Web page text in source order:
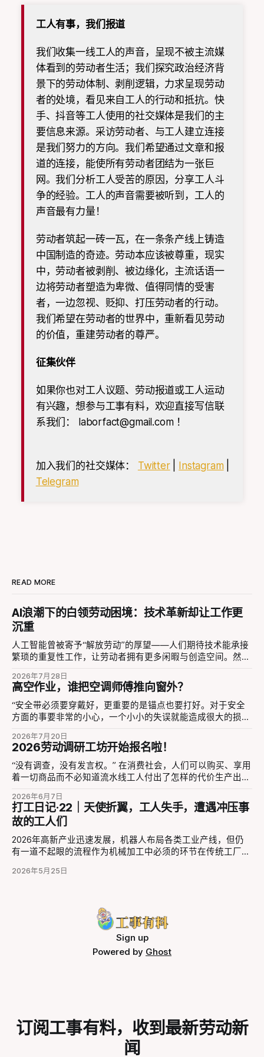
工人有事，我们报道
我们收集一线工人的声音，呈现不被主流媒
体看到的劳动者生活；我们探究政治经济背
景下的劳动体制、剥削逻辑，力求呈现劳动
者的处境，看见来自工人的行动和抵抗。快
手、抖音等工人使用的社交媒体是我们的主
要信息来源。采访劳动者、与工人建立连接
是我们努力的方向。我们希望通过文章和报
道的连接，能使所有劳动者团结为一张巨
网。我们分析工人受苦的原因，分享工人斗
争的经验。工人的声音需要被听到，工人的
声音最有力量！
劳动者筑起一砖一瓦，在一条条产线上铸造
中国制造的奇迹。劳动本应该被尊重，现实
中，劳动者被剥削、被边缘化，主流话语一
边将劳动者塑造为卑微、值得同情的受害
者，一边忽视、贬抑、打压劳动者的行动。
我们希望在劳动者的世界中，重新看见劳动
的价值，重建劳动者的尊严。
征集伙伴
如果你也对工人议题、劳动报道或工人运动
有兴趣，想参与工事有料，欢迎直接写信联
系我们：
laborfact@gmail.com！
加入我们的社交媒体： Twitter| Instagram|
Telegram
READ MORE
AI浪潮下的白领劳动困境：技术革新却让工作更
沉重
人工智能曾被寄予“解放劳动”的厚望——人们期待技术能承接
繁琐的重复性工作，让劳动者拥有更多闲暇与创造空间。然而
57期总结道“AI技术的发展给部分劳动者带来了工作效率的提
升，但同时也增加了他们的工作量，甚至导致一些岗位被取
代。”2026年5月10日，英伟达CEO黄仁勋在美国一所高校中
说到“AI很可能不会取代你，但比你更会使用AI的人，可能会取
替蓝领工人，或者是纺织工砸毁织布机，把劳动者和他们的技
能放在一个无助的被动位置上。而这种叙事和情绪进入劳动场
所，在AI模型可以成功代替劳动之前，它本身已经成为管理者
压迫劳动者的工具。同时，这样的叙事也忽略了AI模型的应用
应、判断，并非“代替”一个词可以笼统地替代。日新月异的技
术革新并未自动转化为劳动者的福祉，反而在管理权力扩张、
劳动规训强化与技能价值稀释三个维度上，重塑了白领群体的
工作生态。 一、管理边界的扩张：AI成为权力延伸的工具 在
劳动者反映的工作环境中，不少见到管理
2026年7月28日
高空作业，谁把空调师傅推向窗外？
“安全带必须要穿戴好，更重要的是锚点也要打好。对于安全
方面的事要非常的小心，一个小小的失误就能造成很大的损
险，危险无处不在啊。” 2026年6月16日，空调师傅“千金顶一
家”在抖音发布了自己的经历。他不久前在三楼拆空调过程中
不慎坠落，造成重伤——住院、手术、两个月在家康复，千师
傅依然感到后怕。他详细回忆事故：当天连续拆卸多台空调，
脆弱，安全措施也没做到位。他只是下意识拆掉了两颗螺丝，
随即外机晃动，整个人被甩下三楼。这一切，都是在多个疏忽
和疲劳的堆叠中发生的。 现在，千师傅还躺在病床上，经历
漫长的康复之路。他的视频也引起了很多空调师傅的共鸣。在
这些经验丰富的师傅口中，我们看到的不是对高空作业的游刃
有余或艺高人胆大，而是普遍的“后怕”、“担心”与“痛心”。 无
法完全消除风险的工作 “我有些时候修空调一点细节没到位，
怂了，我都修家电8、9年了。
2026年7月20日
2026劳动调研工坊开始报名啦！
“没有调查，没有发言权。” 在消费社会，人们可以购买、享用
着一切商品而不必知道流水线工人付出了怎样的代价生产出来
被压缩到极致的生活。人确实可以毫无好奇心、视而不见的活
着，但同时也会错过对社会运作的深度理解的机会，以及失掉
去建立更广泛的连接的可能。 你可能已经厌倦了键盘侠们的
骂战，或者由算法和社交媒体形成的信息茧房、同温层、回音
壁……而在学院里，现有的知识生产惯于研究抽象的问题，而
劳动过程中到底发生了什么，才能理解那些令人疲倦和窒息的
劳动者，无论他们是制造业工人、平台零工、农民、白领、自
由职业者……说是调研，无非是去提问，去交谈，去倾听他们
的故事，了解他们的希望与困境。人类与AI的不同之处也就在
于我们能真的理解他者，看见彼此，共情对方，结成联盟。一
切的改变都首先来自于了解现实，问题藏于其中，解放的潜力
2026年6月7日
打工日记·22｜天使折翼，工人失手，遭遇冲压事
故的工人们
2026年高新产业迅速发展，机器人布局各类工业产线，但仍
有一道不起眼的流程作为机械加工中必须的环节在传统工厂存
都离不开冲压。 自动化不断发展的今天除了无人工厂外，仍
作被夺去双手，工伤致残的他们一边饱受病痛折磨，一边担忧
着后续的权益保障。受伤在前，保障在后，断手工人丧失劳动
能力之后究竟又要何去何从？ 一、冲压之殇，是什么造成了
施加外力，使其产生塑性变形或分离，从而获得所需形状和尺
冲压机带动冲压连杆一旦启动，数百上千吨的压力必须落下
——中途谁也拦不住，因此无论冲压机落是否正常落下，只要
2026年5月25日
Sign up
Powered by Ghost
订阅工事有料，收到最新劳动新
闻